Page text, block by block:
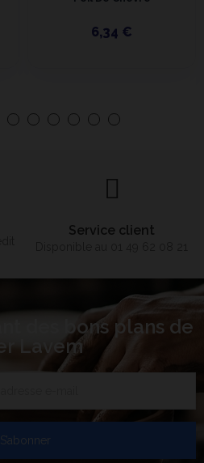
6,34 €
Service client
des bons plans de
Lavem
S’abonner